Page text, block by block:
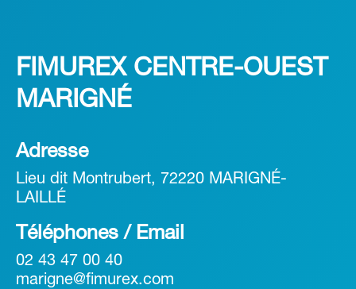
FIMUREX CENTRE-OUEST
MARIGNÉ
Adresse
Lieu dit Montrubert, 72220 MARIGNÉ-
LAILLÉ
Téléphones / Email
02 43 47 00 40
marigne@fimurex.com